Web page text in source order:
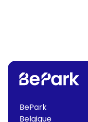
BePark
Belgique